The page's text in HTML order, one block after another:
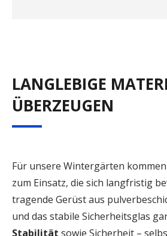
LANGLEBIGE
ÜBERZEUGEN
Für unsere Wintergärten
zum Einsatz, die sich langfristig
tragende Gerüst aus
und das stabile Sicherheitsglas
Stabilität sowie Sicherheit –